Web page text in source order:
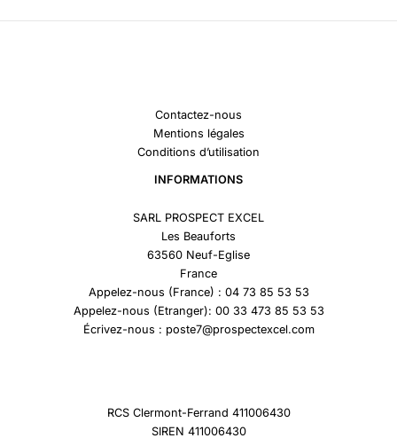
Contactez-nous
Mentions légales
Conditions d’utilisation
INFORMATIONS
SARL PROSPECT EXCEL
Les Beauforts
63560 Neuf-Eglise
France
Appelez-nous (France) : 04 73 85 53 53
Appelez-nous (Etranger): 00 33 473 85 53 53
Écrivez-nous : poste7@prospectexcel.com
RCS Clermont-Ferrand 411006430
SIREN 411006430